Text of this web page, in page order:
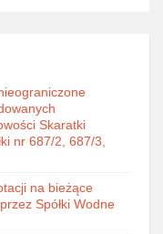
Skaratki
nr 687/2, 687/3,
na bieżące
Spółki Wodne